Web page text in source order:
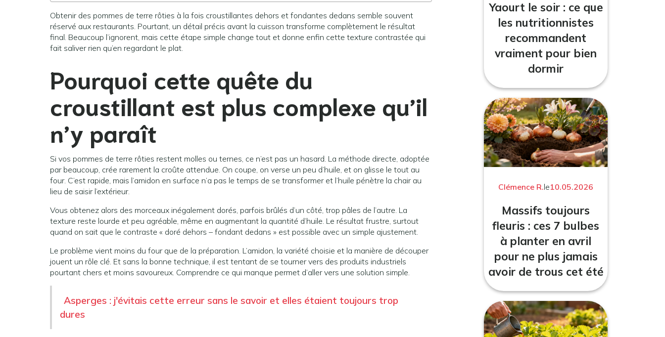
Obtenir des pommes de terre rôties à la fois croustillantes dehors et fondantes dedans semble souvent
réservé aux restaurants. Pourtant, un détail précis avant la cuisson transforme complètement le résultat
final. Beaucoup l’ignorent, mais cette étape simple change tout et donne enfin cette texture contrastée qui
fait saliver rien qu’en regardant le plat.
Pourquoi cette quête du
croustillant est plus complexe qu’il
n’y paraît
Si vos pommes de terre rôties restent molles ou ternes, ce n’est pas un hasard. La méthode directe, adoptée
par beaucoup, crée rarement la croûte attendue. On coupe, on verse un peu d’huile, et on glisse le tout au
four. C’est rapide, mais l’amidon en surface n’a pas le temps de se transformer et l’huile pénètre la chair au
lieu de saisir l’extérieur.
Vous obtenez alors des morceaux inégalement dorés, parfois brûlés d’un côté, trop pâles de l’autre. La
texture reste lourde et peu agréable, même en augmentant la quantité d’huile. Le résultat frustre, surtout
quand on sait que le contraste « doré dehors – fondant dedans » est possible avec un simple ajustement.
Le problème vient moins du four que de la préparation. L’amidon, la variété choisie et la manière de découper
jouent un rôle clé. Et sans la bonne technique, il est tentant de se tourner vers des produits industriels
pourtant chers et moins savoureux. Comprendre ce qui manque permet d’aller vers une solution simple.
Asperges : j'évitais cette erreur sans le savoir et elles étaient toujours trop
dures
Yaourt le soir : ce que
les nutritionnistes
recommandent
vraiment pour bien
dormir
Clémence R.le10.05.2026
Massifs toujours
fleuris : ces 7 bulbes
à planter en avril
pour ne plus jamais
avoir de trous cet été